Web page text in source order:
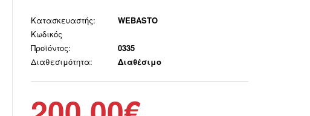
Κατασκευαστής:
WEBASTO
Κωδικός
Προϊόντος:
0335
Διαθεσιμότητα:
Διαθέσιμο